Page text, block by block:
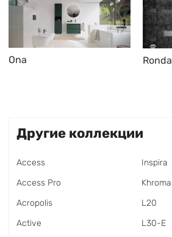
Ona Ronda
Другие коллекции
Access
Access Pro
Acropolis
Active
Inspira
Khroma
L20
L30-E